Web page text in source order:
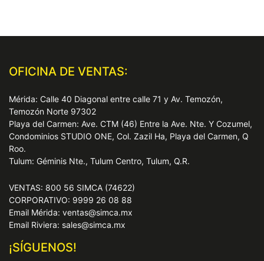
OFICINA DE VENTAS:
Mérida: Calle 40 Diagonal entre calle 71 y Av. Temozón,
Temozón Norte 97302
Playa del Carmen: Ave. CTM (46) Entre la Ave. Nte. Y Cozumel,
Condominios STUDIO ONE, Col. Zazil Ha, Playa del Carmen, Q
Roo.
Tulum: Géminis Nte., Tulum Centro, Tulum, Q.R.
VENTAS: 800 56 SIMCA (74622)
CORPORATIVO: 9999 26 08 88
Email Mérida: ventas@simca.mx
Email Riviera: sales@simca.mx
¡SÍGUENOS!